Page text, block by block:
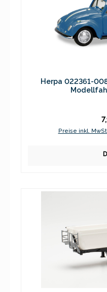
Herpa 022361-
Preise inkl.